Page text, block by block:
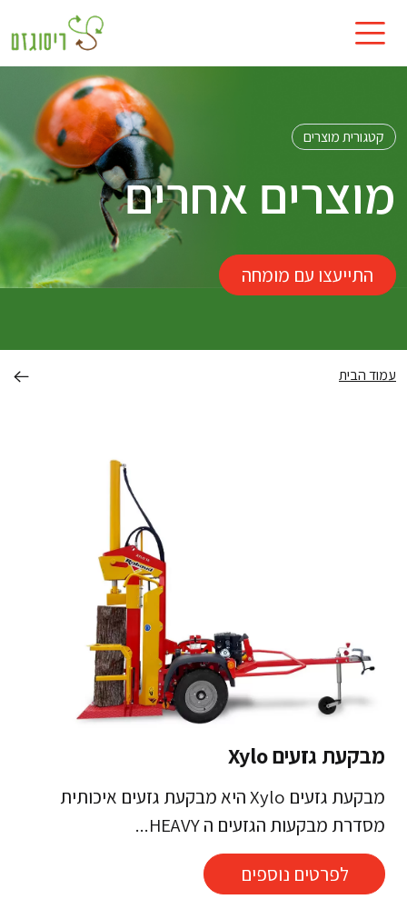
קטגורית מוצרים
מוצרים אחרים
התייעצו עם מומחה
עמוד הבית
מבקעת גזעים Xylo
מבקעת גזעים Xylo היא מבקעת גזעים איכותית
מסדרת מבקעות הגזעים ה HEAVY...
לפרטים נוספים